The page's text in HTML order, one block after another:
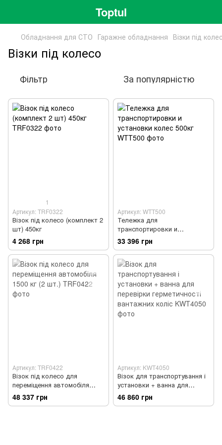
Toptul
Обладнання для СТО Гаражне обладнання Візки під
Візки під колесо
Фільтр За популярністю
1
Артикул: TRF0322
Візок під колесо (комплект 2
шт) 450кг
4 268 грн
Артикул: WTT500
Тележка для
транспортировки и
установки колес 500кг
33 396 грн
Артикул: TRF0422
Візок під колесо для
переміщення автомобіля
1500 кг (2 шт.)
48 337 грн
Артикул: KWT4050
Візок для транспортування і
установки + ванна для
перевірки герметичності
вантажних коліс
46 860 грн